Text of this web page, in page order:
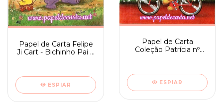
Papel de Carta Felipe
Ji Cart - Bichinho Pai e
ESPIAR
Papel de Carta
Coleção Patrícia nº
ESPIAR